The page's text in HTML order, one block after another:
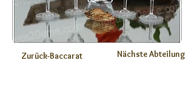
Zurück-Baccarat Nächste Abteilung